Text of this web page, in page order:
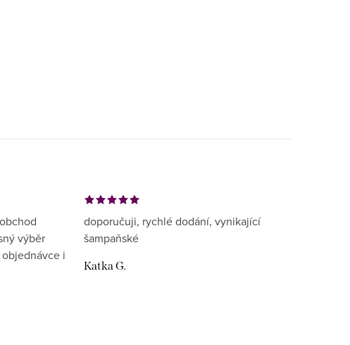
výběr
i
doporučuji, rychlé dodání, vynikající
šampaňské
Katka G.